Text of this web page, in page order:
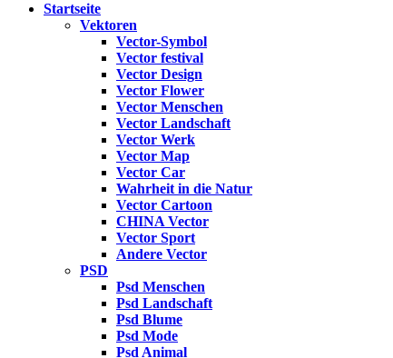
Startseite
Vektoren
Vector-Symbol
Vector festival
Vector Design
Vector Flower
Vector Menschen
Vector Landschaft
Vector Werk
Vector Map
Vector Car
Wahrheit in die Natur
Vector Cartoon
CHINA Vector
Vector Sport
Andere Vector
PSD
Psd Menschen
Psd Landschaft
Psd Blume
Psd Mode
Psd Animal